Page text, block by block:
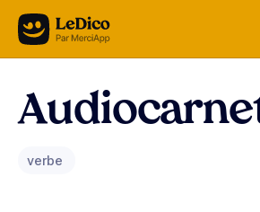
Aller au contenu
verbe